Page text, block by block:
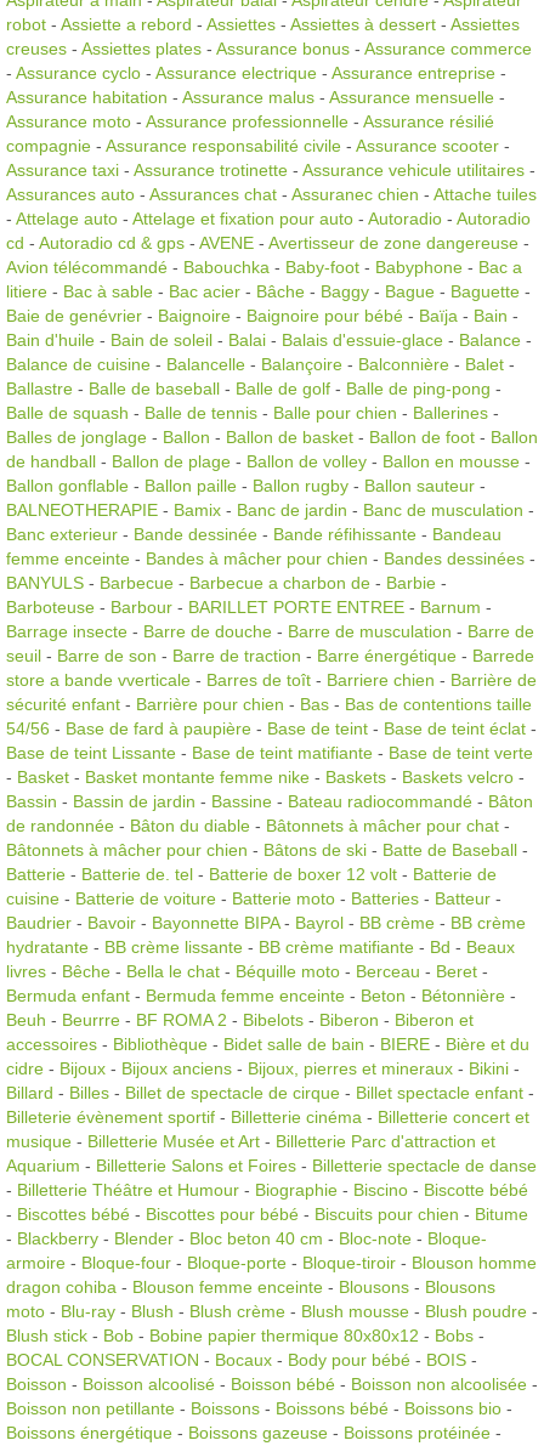
robot - Assiette a rebord - Assiettes - Assiettes à dessert - Assiettes
creuses - Assiettes plates - Assurance bonus - Assurance commerce
- Assurance cyclo - Assurance electrique - Assurance entreprise -
Assurance habitation - Assurance malus - Assurance mensuelle -
Assurance moto - Assurance professionnelle - Assurance résilié
compagnie - Assurance responsabilité civile - Assurance scooter -
Assurance taxi - Assurance trotinette - Assurance vehicule utilitaires -
Assurances auto - Assurances chat - Assuranec chien - Attache tuiles
- Attelage auto - Attelage et fixation pour auto - Autoradio - Autoradio
cd - Autoradio cd & gps - AVENE - Avertisseur de zone dangereuse -
Avion télécommandé - Babouchka - Baby-foot - Babyphone - Bac a
litiere - Bac à sable - Bac acier - Bâche - Baggy - Bague - Baguette -
Baie de genévrier - Baignoire - Baignoire pour bébé - Baïja - Bain -
Bain d'huile - Bain de soleil - Balai - Balais d'essuie-glace - Balance -
Balance de cuisine - Balancelle - Balançoire - Balconnière - Balet -
Ballastre - Balle de baseball - Balle de golf - Balle de ping-pong -
Balle de squash - Balle de tennis - Balle pour chien - Ballerines -
Balles de jonglage - Ballon - Ballon de basket - Ballon de foot - Ballon
de handball - Ballon de plage - Ballon de volley - Ballon en mousse -
Ballon gonflable - Ballon paille - Ballon rugby - Ballon sauteur -
BALNEOTHERAPIE - Bamix - Banc de jardin - Banc de musculation -
Banc exterieur - Bande dessinée - Bande réfihissante - Bandeau
femme enceinte - Bandes à mâcher pour chien - Bandes dessinées -
BANYULS - Barbecue - Barbecue a charbon de - Barbie -
Barboteuse - Barbour - BARILLET PORTE ENTREE - Barnum -
Barrage insecte - Barre de douche - Barre de musculation - Barre de
seuil - Barre de son - Barre de traction - Barre énergétique - Barrede
store a bande vverticale - Barres de toît - Barriere chien - Barrière de
sécurité enfant - Barrière pour chien - Bas - Bas de contentions taille
54/56 - Base de fard à paupière - Base de teint - Base de teint éclat -
Base de teint Lissante - Base de teint matifiante - Base de teint verte
- Basket - Basket montante femme nike - Baskets - Baskets velcro -
Bassin - Bassin de jardin - Bassine - Bateau radiocommandé - Bâton
de randonnée - Bâton du diable - Bâtonnets à mâcher pour chat -
Bâtonnets à mâcher pour chien - Bâtons de ski - Batte de Baseball -
Batterie - Batterie de. tel - Batterie de boxer 12 volt - Batterie de
cuisine - Batterie de voiture - Batterie moto - Batteries - Batteur -
Baudrier - Bavoir - Bayonnette BIPA- Bayrol - BB crème - BB crème
hydratante - BB crème lissante - BB crème matifiante - Bd - Beaux
livres - Bêche - Bella le chat - Béquille moto - Berceau - Beret -
Bermuda enfant - Bermuda femme enceinte - Beton - Bétonnière -
Beuh - Beurrre - BF ROMA 2 - Bibelots - Biberon - Biberon et
accessoires - Bibliothèque - Bidet salle de bain - BIERE - Bière et du
cidre - Bijoux - Bijoux anciens - Bijoux, pierres et mineraux - Bikini -
Billard - Billes - Billet de spectacle de cirque - Billet spectacle enfant -
Billeterie évènement sportif - Billetterie cinéma - Billetterie concert et
musique - Billetterie Musée et Art - Billetterie Parc d'attraction et
Aquarium - Billetterie Salons et Foires - Billetterie spectacle de danse
- Billetterie Théâtre et Humour - Biographie - Biscino - Biscotte bébé
- Biscottes bébé - Biscottes pour bébé - Biscuits pour chien - Bitume
- Blackberry - Blender - Bloc beton 40 cm - Bloc-note - Bloque-
armoire - Bloque-four - Bloque-porte - Bloque-tiroir - Blouson homme
dragon cohiba - Blouson femme enceinte - Blousons - Blousons
moto - Blu-ray - Blush - Blush crème - Blush mousse - Blush poudre -
Blush stick - Bob - Bobine papier thermique 80x80x12 - Bobs -
BOCAL CONSERVATION - Bocaux - Body pour bébé - BOIS -
Boisson - Boisson alcoolisé - Boisson bébé - Boisson non alcoolisée -
Boisson non petillante - Boissons - Boissons bébé - Boissons bio -
Boissons énergétique - Boissons gazeuse - Boissons protéinée -